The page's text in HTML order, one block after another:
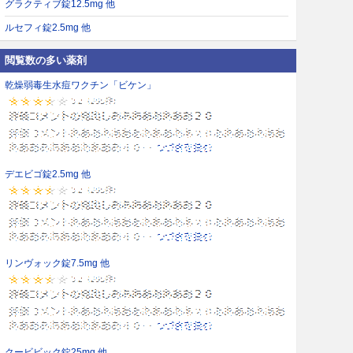
グラクティブ錠12.5mg 他
ルセフィ錠2.5mg 他
閲覧数の多い薬剤
乾燥弱毒生水痘ワクチン「ビケン」
デエビゴ錠2.5mg 他
リンヴォック錠7.5mg 他